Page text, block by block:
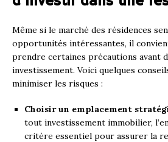
Même si le marché des résidences
opportunités intéressantes, il
prendre certaines précautions avant
investissement. Voici quelques
minimiser les risques :
Choisir un emplacement
tout investissement immobilier,
critère essentiel pour assurer la